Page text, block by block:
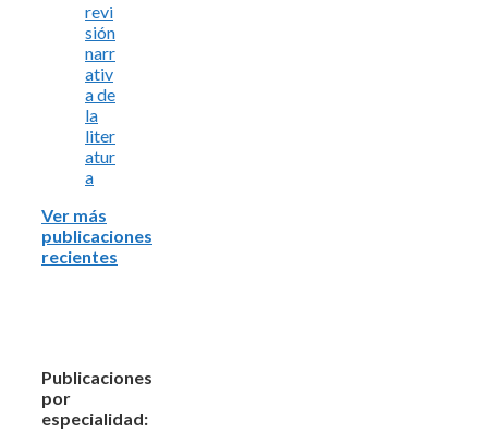
revi
sión
narr
ativ
a de
la
liter
atur
a
Ver más
publicaciones
recientes
Publicaciones
por
especialidad: